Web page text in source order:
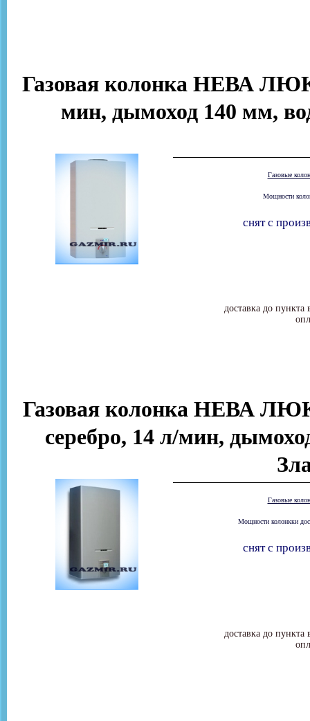
Газовая колонка НЕВА
мин, дымоход 140 мм,
Газовые
Мощности
доставка до
снят с
Газовая колонка НЕВА
серебро, 14 л/мин,
Газовые
Мощности колонкки
доставка до
снят с